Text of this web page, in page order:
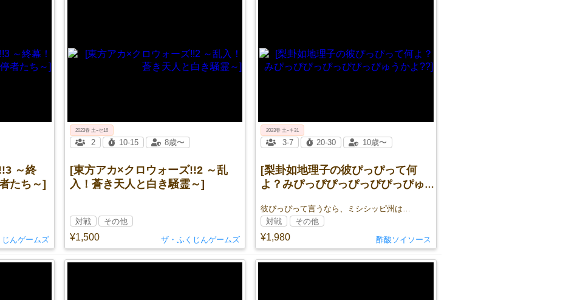
～終
たち～]
んゲームズ
[東方アカ×クロウォーズ!!2 ～乱
入！蒼き天人と白き騒霊～]
¥1,500
2023春 土ｰセ16
2 10-15 8歳〜
対戦 その他
ザ・ふくじんゲームズ
[梨卦如地理子の彼ぴっぴって何
よ？みぴっぴぴっぴっぴぴっぴゅう
彼ぴっぴって言うなら、ミシシッピ州は…
¥1,980
2023春 土ｰキ31
3-7 20-30 10歳〜
対戦 その他
酢酸ソイソース